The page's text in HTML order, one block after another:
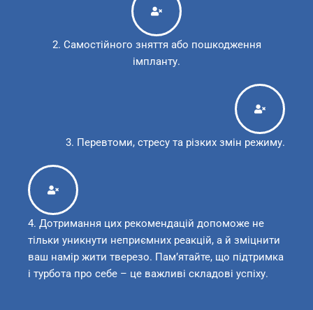
2. Самостійного зняття або пошкодження
імпланту.
3. Перевтоми, стресу та різких змін режиму.
4. Дотримання цих рекомендацій допоможе не
тільки уникнути неприємних реакцій, а й зміцнити
ваш намір жити тверезо. Пам’ятайте, що підтримка
і турбота про себе – це важливі складові успіху.